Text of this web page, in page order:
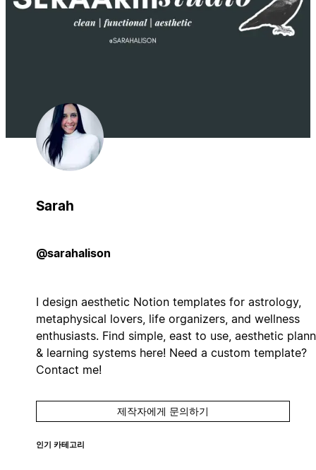
Sarah
@sarahalison
I design aesthetic Notion templates for astrology,
metaphysical lovers, life organizers, and wellness
enthusiasts. Find simple, east to use, aesthetic
& learning systems here! Need a custom template?
Contact me!
제작자에게 문의하기
인기 카테고리